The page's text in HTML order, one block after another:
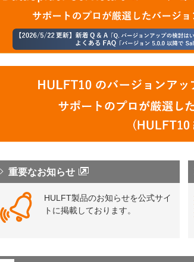
重要なお知らせ
HULFT製品のお知らせを公式サイ
トに掲載しております。